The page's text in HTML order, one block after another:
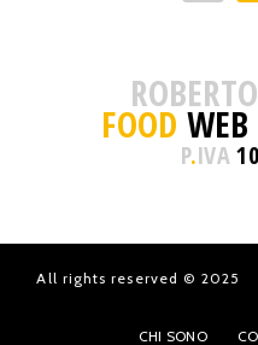
FOOD
P.IVA
All rights reserved © 2025
CHI SONO